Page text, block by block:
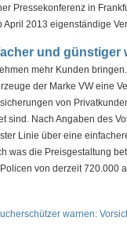
Pressekonferenz in
April 2013 eigenständige
und günstiger
mehr Kunden
der Marke VW eine
von
sind. Nach Angaben des
Linie über eine
was die Preisgestaltung
von derzeit 720.000
warnen: